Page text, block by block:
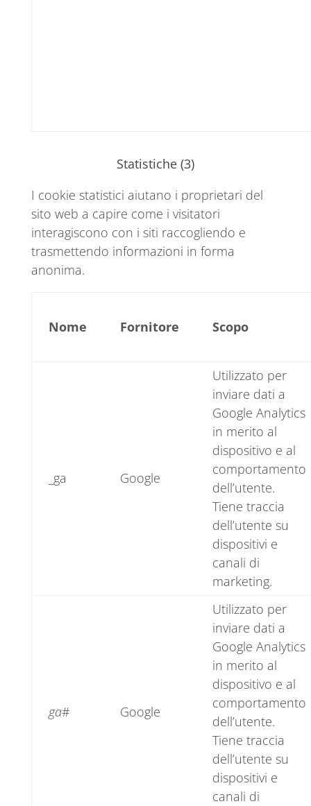
Statistiche (3)
I cookie statistici aiutano i proprietari del
sito web a capire come i visitatori
interagiscono con i siti raccogliendo e
trasmettendo informazioni in forma
anonima.
Nome Fornitore Scopo
_ga Google
Utilizzato per
inviare dati a
Google Analytics
in merito al
dispositivo e al
comportamento
dell’utente.
Tiene traccia
dell’utente su
dispositivi e
canali di
marketing.
ga# Google
Utilizzato per
inviare dati a
Google Analytics
in merito al
dispositivo e al
comportamento
dell’utente.
Tiene traccia
dell’utente su
dispositivi e
canali di